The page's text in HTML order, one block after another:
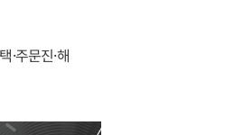
·주문진·해